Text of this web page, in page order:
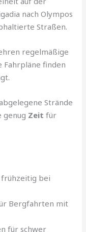
nach Olympos
Straßen.
regelmäßige
Fahrpläne finden
Strände
genug Zeit für
frühzeitig bei
Bergfahrten mit
für schwer